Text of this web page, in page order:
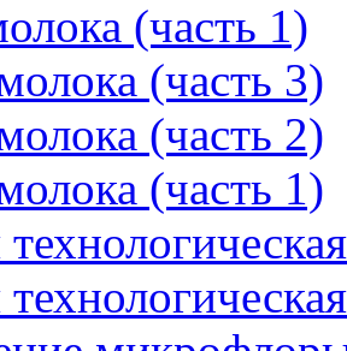
(часть 1)
(часть 3)
(часть 2)
(часть 1)